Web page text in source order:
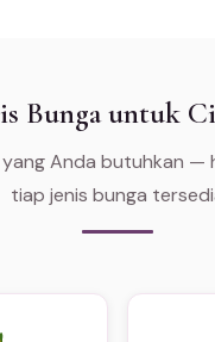
Bunga untuk
Anda butuhkan —
tiap jenis bunga